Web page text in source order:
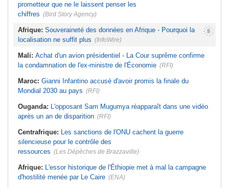
prometteur que ne le laissent penser les
chiffres (Bird Story Agency)
Afrique: Souveraineté des données en Afrique - Pourquoi la
localisation ne suffit plus (InfoWire)
Mali: Achat d'un avion présidentiel - La Cour suprême confirme
la condamnation de l'ex-ministre de l'Économie (RFI)
Maroc: Gianni Infantino accusé d'avoir promis la finale du
Mondial 2030 au pays (RFI)
Ouganda: L'opposant Sam Mugumya réapparaît dans une vidéo
après un an de disparition (RFI)
Centrafrique: Les sanctions de l'ONU cachent la guerre
silencieuse pour le contrôle des
ressources (Les Dépêches de Brazzaville)
Afrique: L'essor historique de l'Éthiopie met à mal la campagne
d'hostilité menée par Le Caire (ENA)